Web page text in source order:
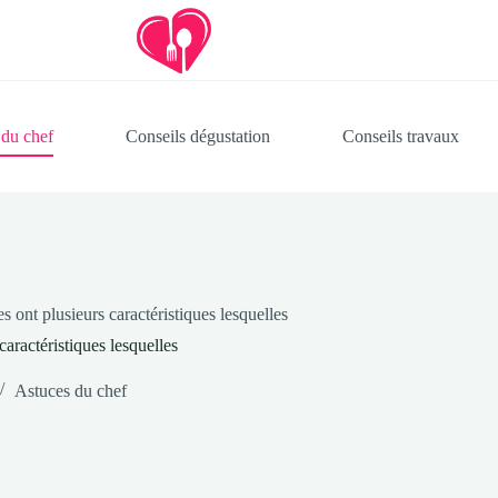
chef Conseils dégustation Conseils travaux
ont plusieurs caractéristiques lesquelles
lesquelles
Astuces du chef